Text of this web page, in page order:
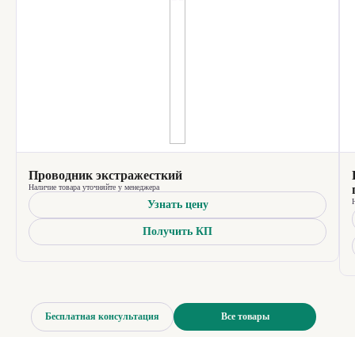
Бесплатная консультация Все товары
Проводник экстражесткий
Наличие товара уточняйте у менеджера
Узнать цену
Получить КП